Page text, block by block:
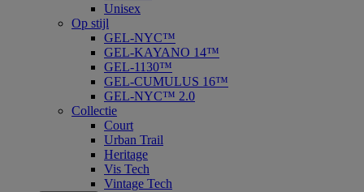
Unisex
Op stijl
GEL-NYC™
GEL-KAYANO 14™
GEL-1130™
GEL-CUMULUS 16™
GEL-NYC™ 2.0
Collectie
Court
Urban Trail
Heritage
Vis Tech
Vintage Tech